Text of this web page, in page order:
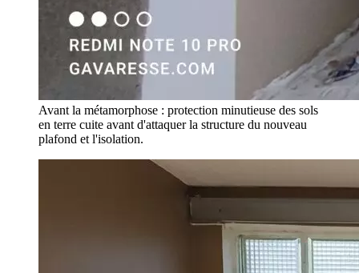
Avant la métamorphose : protection minutieuse des sols
en terre cuite avant d'attaquer la structure du nouveau
plafond et l'isolation.